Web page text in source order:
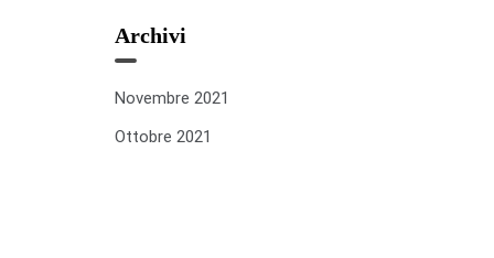
Archivi
Novembre 2021
Ottobre 2021